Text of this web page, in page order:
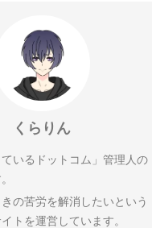
くらりん
ているドットコム」管理人の
の苦労を解消したいという
トを運営しています。